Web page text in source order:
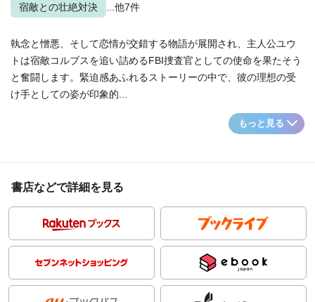
宿敵との壮絶対決
...他7件
執念と憎悪、そして恋情が交錯する物語が展開され、主人公ユウ
トは宿敵コルブスを追い詰めるFBI捜査官としての使命を果たそう
と奮闘します。緊迫感あふれるストーリーの中で、彼の理想の受
け手としての姿が印象的...
もっと見る
書店などで詳細を見る